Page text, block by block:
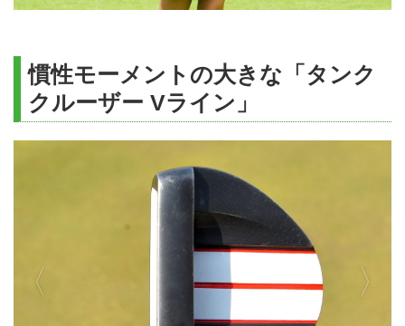
の試飲なども楽しめます。3日目
を追加することも可能。北海道...
慣性モーメントの大きな「タンク
クルーザー Vライン」